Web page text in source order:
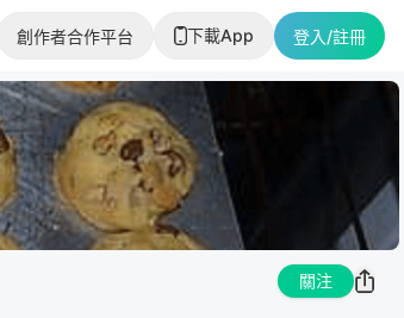
創作者合作平台 下載App 登入/註冊
關注